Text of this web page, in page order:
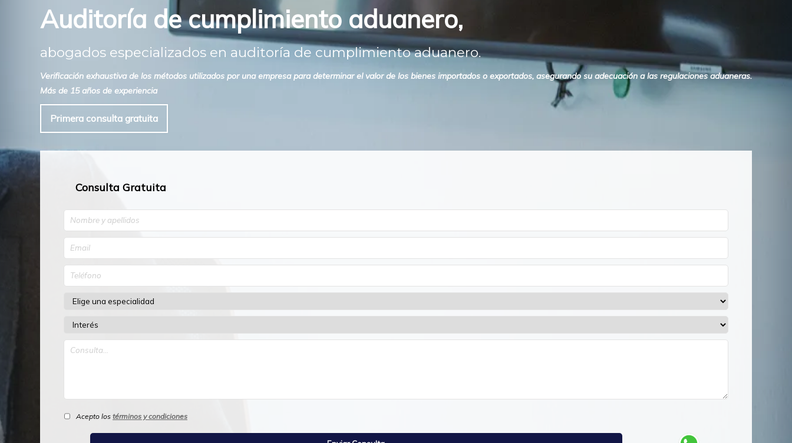
Auditoría de cumplimiento aduanero,
abogados especializados en auditoría de cumplimiento aduanero.
Verificación exhaustiva de los métodos utilizados por una empresa para determinar el valor de los bienes importados o exportados, asegurando su adecuación a las regulaciones aduaneras.
Más de 15 años de experiencia
Primera consulta gratuita
Consulta Gratuita
Acepto los términos y condiciones